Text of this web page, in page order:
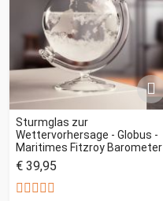
Sturmglas zur
Wettervorhersage - Globus -
Maritimes Fitzroy Barometer
€ 39,95